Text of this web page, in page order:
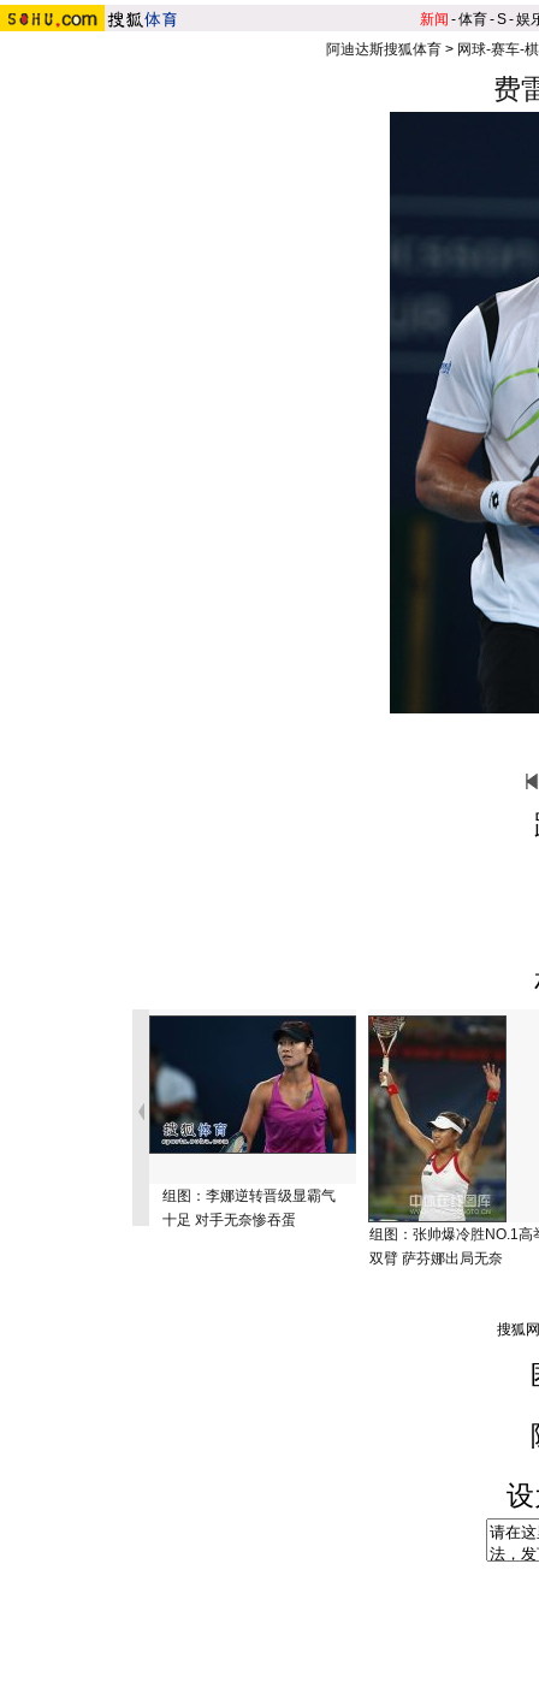
新闻 -体育-S-娱
阿迪达斯搜狐体育> 网球-赛车-
费
组图：李娜逆转晋级显霸气
十足 对手无奈惨吞蛋
组图：张帅爆冷胜NO.1高
双臂 萨芬娜出局无奈